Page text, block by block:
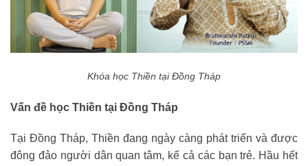
Khóa học Thiền tại Đồng Tháp
Vấn đề học Thiền tại Đồng Tháp
Tại Đồng Tháp, Thiền đang ngày càng phát triển và được
đông đảo người dân quan tâm, kể cả các bạn trẻ. Hầu hết